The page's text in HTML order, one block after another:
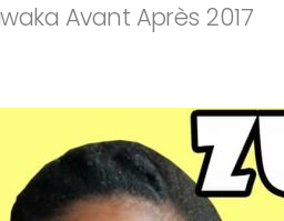
Avant Après 2017